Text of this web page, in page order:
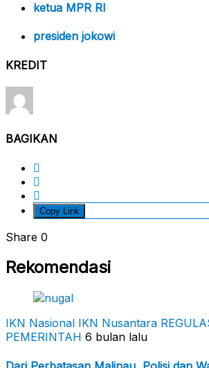
ketua MPR RI
presiden jokowi
KREDIT
BAGIKAN
Copy Link
Share 0
Rekomendasi
IKN Nasional IKN Nusantara
PEMERINTAH 6 bulan lalu